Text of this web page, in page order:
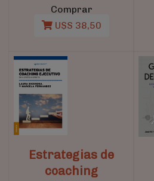
Comprar
U$S 38,50
Estrategias de
coaching